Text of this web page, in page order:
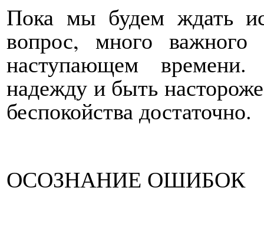
Пока мы будем ждать
вопрос, много
наступающем
надежду и быть
беспокойства достаточно.
ОСОЗНАНИЕ ОШИБОК